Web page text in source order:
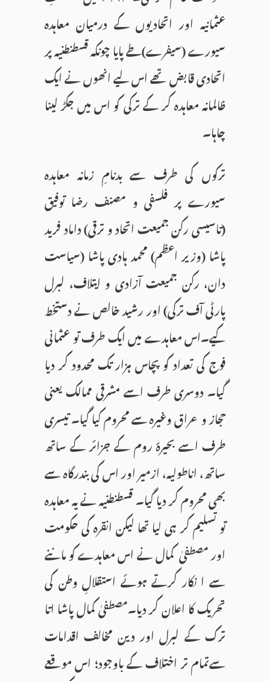
عثمانیہ اور اتحادیوں کے درمیان معاہدہ
سیورے (سیفرے)طے پایا چونکہ قسطنطنیہ پر
اتحادی قابض تھے اس لیے انھوں نے ایک
ظالمانہ معاہدہ کر کے ترکی کو اس میں جکڑ لینا
چاہا۔
ترکوں کی طرف سے بدنامِ زمانہ معاہدہ
سیورے پر فلسفی و مصنف رضا توفیق
(تاسیسی رکن جمیعت اتحاد و ترقی) داماد فرید
پاشا (وزیر اعظم) محمد ہادی پاشا (سیاست
دان، رکن جمیعت آزادی و ایتلاف، لبرل
پارٹی آف ترکی) اور رشید خالص نے دستخط
کیے۔اس معاہدے میں ایک طرف تو عثمانی
فوج کی تعداد کو پچاس ہزار تک محدود کر دیا
گیا۔ دوسری طرف اسے مشرقی ممالک یعنی
حجاز و عراق وغیرہ سے محروم کیا گیا۔ تیسری
طرف اسے بحیرۂ روم کے جزائر کے ساتھ
ساتھ، اناطولیہ، ازمیر اور اس کی بندرگاہ سے
بھی محروم کر دیا گیا۔ قسطنطنیہ نے یہ معاہدہ
تو تسلیم کر ہی لیا تھا لیکن انقرہ کی حکومت
اور مصطفیٰ کمال نے اس معاہدے کو ماننے
سے ا نکار کرتے ہوئے استقلالِ وطن کی
تحریک کا اعلان کر دیا۔مصطفیٰ کمال پاشا اتا
ترک کے لبرل اور دین مخالف اقدامات
سےتمام تر اختلاف کے باوجود؛ اس موقعے